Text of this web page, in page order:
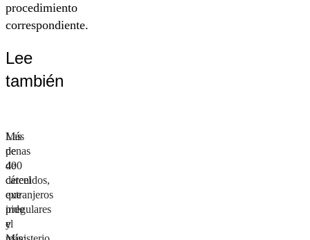
procedimiento
correspondiente.
Lee
también
Las
penas
de
cárcel
que
pide
el
Más
de
400
detenidos,
extranjeros
irregulares
y